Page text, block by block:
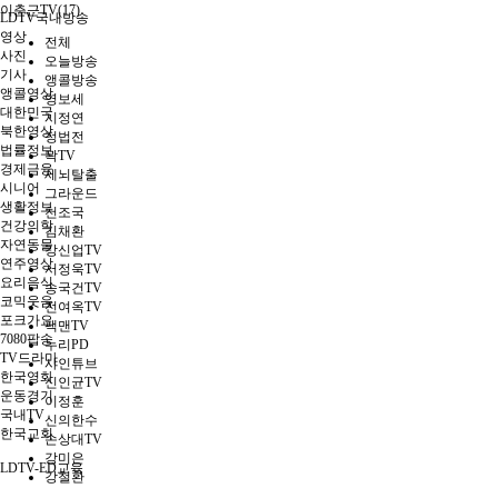
LDTV국내방송
영상
사진
기사
앵콜영상
대한민국
북한영상
법률정보
경제금융
시니어
생활정보
건강의학
자연동물
연주영상
요리음식
코믹웃음
포크가요
7080팝송
TV드라마
한국영화
운동경기
국내TV
한국교회
LDTV-ED교육
이춘근TV(17)
전체
오늘방송
앵콜방송
영보세
시정연
정법전
꽉TV
세뇌탈출
그라운드
천조국
김채환
강신업TV
서정욱TV
송국건TV
전여옥TV
팩맨TV
누리PD
샤인튜브
신인균TV
이정훈
신의한수
손상대TV
강미은
강철환